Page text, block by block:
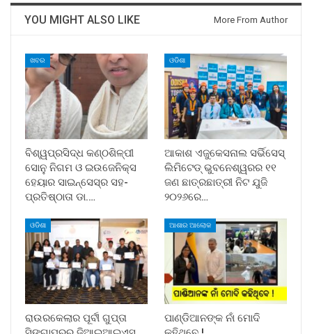
YOU MIGHT ALSO LIKE More From Author
ଖବର
ବିଶ୍ୱପ୍ରସିଦ୍ଧ କଣ୍ଠଶିଳ୍ପୀ
ସୋନୁ ନିଗମ ଓ ଇଉଜେନିକ୍ସ
ହେୟାର ସାଇନ୍ସେସ୍ର ସହ-
ପ୍ରତିଷ୍ଠାତା ଡା.…
ଓଡିଶା
ଆକାଶ ଏଜୁକେସନାଲ ସର୍ଭିସେସ୍
ଲିମିଟେଡ୍ ଭୁବନେଶ୍ୱରର ୧୧
ଜଣ ଛାତ୍ରଛାତ୍ରୀ ନିଟ ଯୁଜି
୨୦୨୬ରେ…
ଓଡିଶା
ରାଉରକେଲାର ପୂର୍ବୀ ଗୁପ୍ତା
ଆଶାର ଆଲୋକ
ପାଣ୍ଡିଆନଙ୍କ ନାଁ ମୋଦି